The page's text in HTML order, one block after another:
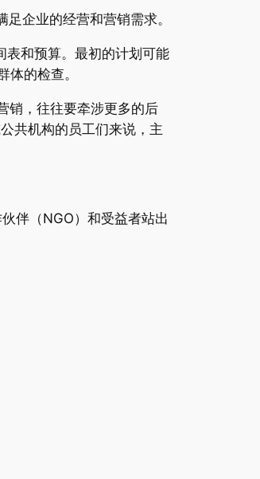
企业的经营和营销需求。
表和预算。最初的计划可能
的检查。
销，往往要牵涉更多的后
共机构的员工们来说，主
伴（NGO）和受益者站出